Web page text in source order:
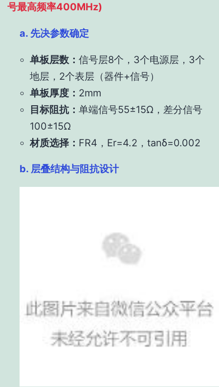
号最高频率400MHz)
a. 先决参数确定
单板层数： 信号层8个，3个电源层，3个
地层，2个表层（器件+信号）
单板厚度： 2mm
目标阻抗： 单端信号55±15Ω，差分信号
100±15Ω
材质选择： FR4，Er=4.2，tanδ=0.002
b. 层叠结构与阻抗设计